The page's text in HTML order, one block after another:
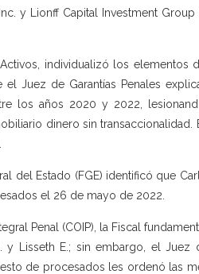
y Lionff Capital Investment
Activos, individualizó los
Juez de Garantías Penales
los años 2020 y 2022,
dinero sin transaccionalidad.
del Estado (FGE) identificó que
el 26 de mayo de 2022.
Penal (COIP), la Fiscal
y Lisseth E.; sin embargo, el Juez
de procesados les ordenó las